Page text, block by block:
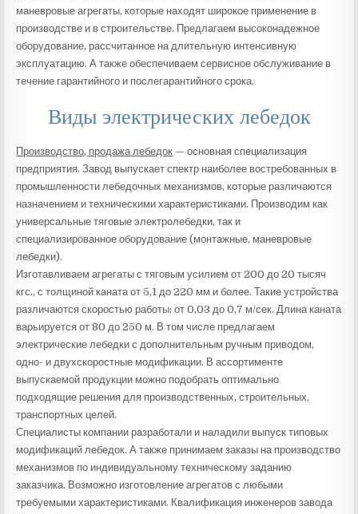
маневровые агрегаты, которые находят широкое применение в
производстве и в строительстве. Предлагаем высоконадежное
оборудование, рассчитанное на длительную интенсивную
эксплуатацию. А также обеспечиваем сервисное обслуживание в
течение гарантийного и послегарантийного срока.
Виды электрических лебедок
Производство, продажа лебедок — основная специализация
предприятия. Завод выпускает спектр наиболее востребованных в
промышленности лебедочных механизмов, которые различаются
назначением и техническими характеристиками. Производим как
универсальные тяговые электролебедки, так и
специализированное оборудование (монтажные, маневровые
лебедки).
Изготавливаем агрегаты с тяговым усилием от 200 до 20 тысяч
кгс., с толщиной каната от 5,1 до 220 мм и более. Такие устройства
различаются скоростью работы: от 0,03 до 0,7 м/сек. Длина каната
варьируется от 80 до 250 м. В том числе предлагаем
электрические лебедки с дополнительным ручным приводом,
одно- и двухскоростные модификации. В ассортименте
выпускаемой продукции можно подобрать оптимально
подходящие решения для производственных, строительных,
транспортных целей.
Специалисты компании разработали и наладили выпуск типовых
модификаций лебедок. А также принимаем заказы на производство
механизмов по индивидуальному техническому заданию
заказчика. Возможно изготовление агрегатов с любыми
требуемыми характеристиками. Квалификация инженеров завода